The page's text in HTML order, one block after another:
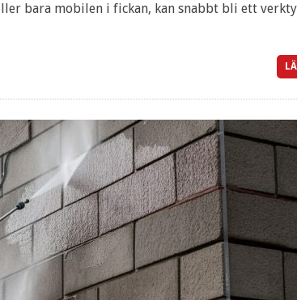
bara mobilen i fickan, kan snabbt bli ett